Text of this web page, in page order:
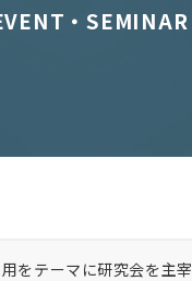
・SEMINAR
をテーマに研究会を主宰